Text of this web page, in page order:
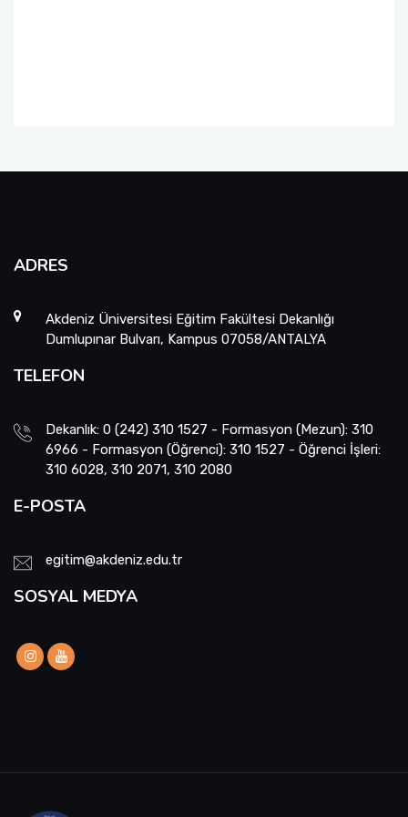
ADRES
Akdeniz Üniversitesi Eğitim Fakültesi Dekanlığı
Dumlupınar Bulvarı, Kampus 07058/ANTALYA
TELEFON
Dekanlık: 0 (242) 310 1527 - Formasyon (Mezun): 310
6966 - Formasyon (Öğrenci): 310 1527 - Öğrenci İşleri:
310 6028, 310 2071, 310 2080
E-POSTA
egitim@akdeniz.edu.tr
SOSYAL MEDYA
Mezun Bilgi Sistemi
Danışmanlıklar